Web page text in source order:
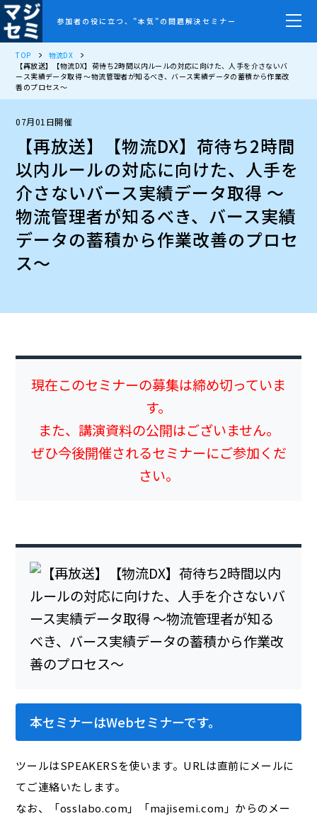
参加者の役に立つ、”本気”の問題解決セミナー
TOP
物流DX
【再放送】【物流DX】荷待ち2時間以内ルールの対応に向けた、人手を介さないバ
ース実績データ取得 ～物流管理者が知るべき、バース実績データの蓄積から作業改
善のプロセス～
07月01日開催
【再放送】【物流DX】荷待ち2時間
以内ルールの対応に向けた、人手を
介さないバース実績データ取得 ～
物流管理者が知るべき、バース実績
データの蓄積から作業改善のプロセ
ス～
現在このセミナーの募集は締め切っていま
す。
また、講演資料の公開はございません。
ぜひ今後開催されるセミナーにご参加くだ
さい。
本セミナーはWebセミナーです。
ツールはSPEAKERSを使います。URLは直前にメールに
てご連絡いたします。
なお、「osslabo.com」「majisemi.com」からのメー